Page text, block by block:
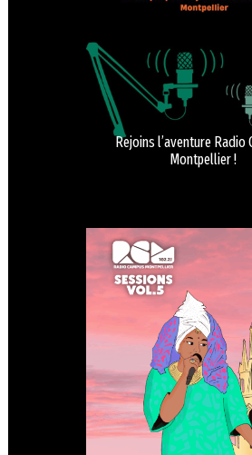
Rejoins l’aventure Radio
Montpellier !